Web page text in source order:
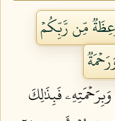
مِّن رَّبِّكُمۡ
فَبِذَٰلِكَ